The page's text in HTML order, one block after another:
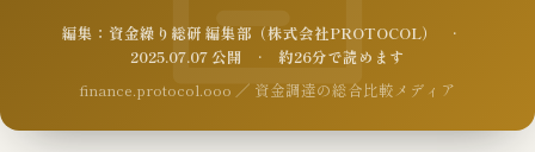
編集：資金繰り総研 編集部（株式会社PROTOCOL） ·
2025.07.07 公開 · 約26分で読めます
finance.protocol.ooo ／ 資金調達の総合比較メディア